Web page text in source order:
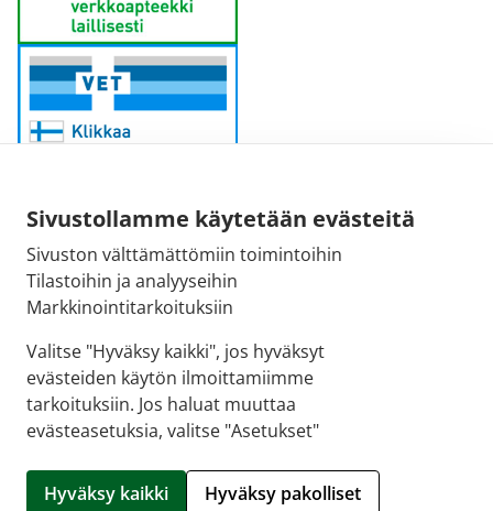
Sivustollamme käytetään evästeitä
Sivuston välttämättömiin toimintoihin
Tilastoihin ja analyyseihin
Markkinointitarkoituksiin
Valitse "Hyväksy kaikki", jos hyväksyt
evästeiden käytön ilmoittamiimme
tarkoituksiin. Jos haluat muuttaa
evästeasetuksia, valitse "Asetukset"
Hyväksy kaikki Hyväksy pakolliset
Sähköpostiosoite:
kirjaamo@fimea.fi
Fimean vaihde:
029 522 3341